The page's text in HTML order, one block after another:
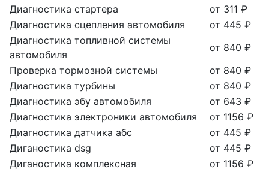
Диагностика стартера
от 311 ₽
Диагностика сцепления автомобиля
от 445 ₽
Диагностика топливной системы
автомобиля
от 840 ₽
Проверка тормозной системы
от 840 ₽
Диагностика турбины
от 840 ₽
Диагностика эбу автомобиля
от 643 ₽
Диагностика электроники автомобиля
от 1156 ₽
Диагностика датчика абс
от 445 ₽
Диганостика dsg
от 445 ₽
Диганостика комплексная
от 1156 ₽